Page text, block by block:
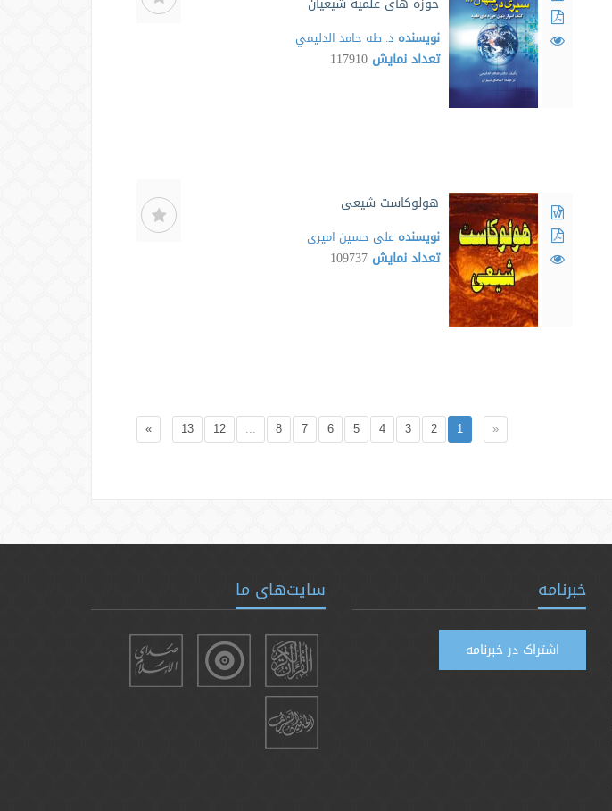
نویسنده د. طه حامد الدليمي
تعداد نمایش 117910
هولوکاست شیعی
نویسنده علی حسین امیری
تعداد نمایش 109737
«
1
2
3
4
5
6
7
8
...
12
13
»
خبرنامه
اشتراک در خبرنامه
سایت‌های ما